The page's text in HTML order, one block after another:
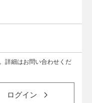
詳細はお問い合わせくだ
ログイン